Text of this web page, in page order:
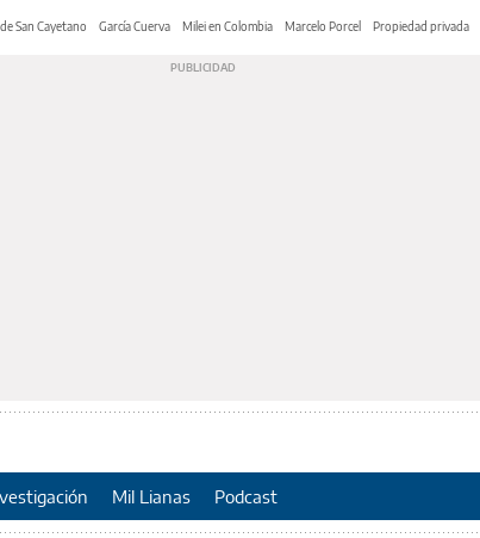
San Cayetano García Cuerva Milei en Colombia Marcelo Porcel Propiedad privada
Mil Lianas Podcast